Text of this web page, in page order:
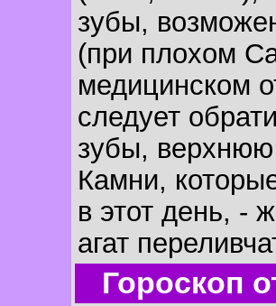
зубы,
(при плохом
медицинском
следует
зубы, верхнюю
Камни,
в этот день, -
агат
Гороскоп